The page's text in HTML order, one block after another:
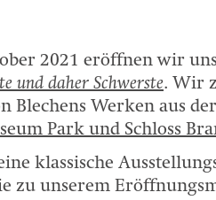
2021 eröffnen wir
und daher Schwerste. Wir
Blechens Werken aus
Park und Schloss
klassische
zu unserem